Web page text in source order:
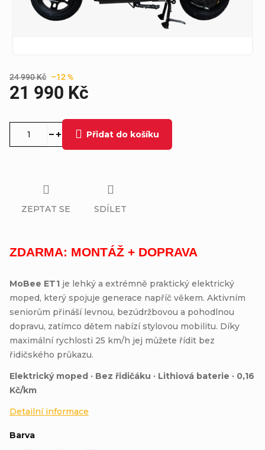
24 990 Kč –12 %
21 990 Kč
Barva
Přidat do košíku
ZDARMA: MONTÁŽ + DOPRAVA
MoBee ET1 je lehký a extrémně praktický elektrický
moped, který spojuje generace napříč věkem. Aktivním
seniorům přináší levnou, bezúdržbovou a pohodlnou
dopravu, zatímco dětem nabízí stylovou mobilitu. Díky
maximální rychlosti 25 km/h jej můžete řídit bez
řidičského průkazu.
Elektrický moped · Bez řidičáku · Lithiová baterie · 0,16
Kč/km
Detailní informace
ZEPTAT SE SDÍLET